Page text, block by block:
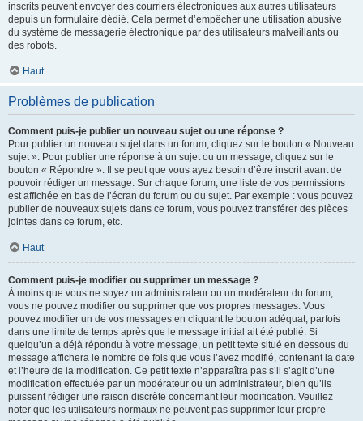
inscrits peuvent envoyer des courriers électroniques aux autres utilisateurs
depuis un formulaire dédié. Cela permet d’empêcher une utilisation abusive
du système de messagerie électronique par des utilisateurs malveillants ou
des robots.
Haut
Problèmes de publication
Comment puis-je publier un nouveau sujet ou une réponse ?
Pour publier un nouveau sujet dans un forum, cliquez sur le bouton « Nouveau
sujet ». Pour publier une réponse à un sujet ou un message, cliquez sur le
bouton « Répondre ». Il se peut que vous ayez besoin d’être inscrit avant de
pouvoir rédiger un message. Sur chaque forum, une liste de vos permissions
est affichée en bas de l’écran du forum ou du sujet. Par exemple : vous pouvez
publier de nouveaux sujets dans ce forum, vous pouvez transférer des pièces
jointes dans ce forum, etc.
Haut
Comment puis-je modifier ou supprimer un message ?
À moins que vous ne soyez un administrateur ou un modérateur du forum,
vous ne pouvez modifier ou supprimer que vos propres messages. Vous
pouvez modifier un de vos messages en cliquant le bouton adéquat, parfois
dans une limite de temps après que le message initial ait été publié. Si
quelqu’un a déjà répondu à votre message, un petit texte situé en dessous du
message affichera le nombre de fois que vous l’avez modifié, contenant la date
et l’heure de la modification. Ce petit texte n’apparaîtra pas s’il s’agit d’une
modification effectuée par un modérateur ou un administrateur, bien qu’ils
puissent rédiger une raison discrète concernant leur modification. Veuillez
noter que les utilisateurs normaux ne peuvent pas supprimer leur propre